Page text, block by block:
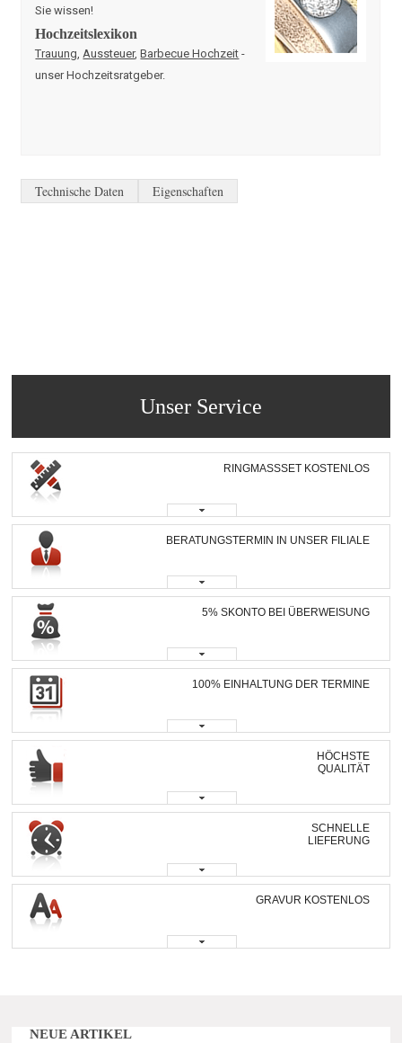
Sie wissen!
Hochzeitslexikon
Trauung Aussteuer,Barbecue Hochzeit -
unser Hochzeitsratgeber.
Technische Daten Eigenschaften
Unser Service
RINGMASSSET KOSTENLOS
BERATUNGSTERMIN IN UNSER FILIALE
5% SKONTO BEI ÜBERWEISUNG
100% EINHALTUNG DER TERMINE
HÖCHSTE
QUALITÄT
SCHNELLE
LIEFERUNG
GRAVUR KOSTENLOS
NEUE ARTIKEL